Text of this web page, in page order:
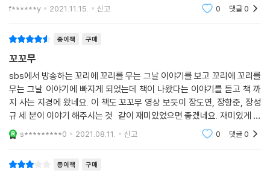
“역사는 과거와 현재의 끊임없는 대화”
지나간 사건이 단지 과거에 머무를 뿐이라면, 오늘을 살아가는 우리가 거
기에서 얻을 것은 없을 것이다. 그러나 〈꼬꼬무〉에 쏟아지는 폭발적인 관심
과 반응을 보면 결코 그렇지 않다는 사실을 알 수 있다. 방송 제작팀이 방송
에서 가장 강조하고 싶었다고 하는 것은 “오늘날을 살아가는 우리의 주관
적인 시선”이다. 1955년의 ‘카사노바 박인수 사건’을 상기하면서 그날부
터 오늘날까지 이어지고 있는, 여성을 바라보는 사회의 시선을 복기한다.
미치광이 살인마로 남은 ‘박흥숙’이라는 이름을 다시 떠올리면서, 국가 폭
992년 휴거 소동에만 그치지 않고, 잊힐만 하면 다시 수면 위로 떠오르는
않은 이야기들. 안타깝고 가슴아픈 이야기도 있지만 그냥 외면하지 않고
마주봄으로써 같
f******y 2021.11.15. 신고 0 댓글0
종이책 구매
꼬꼬무
sbs에서 방송하는 꼬리에 꼬리를 무는 그날 이야기를 보고 꼬리에 꼬리를
무는 그날 이야기에 빠지게 되었는데 책이 나왔다는 이야기를 듣고 책 까
지 사는 지경에 왔네요. 이 책도 꼬꼬무 영상 보듯이 장도연, 장항준, 장성
규 세 분이 이야기 해주시는 것 같이 재미있었으면 좋겠네요. 재미있게 읽
겠습니다. 이번엔 이이경 님과 이현이 님과 같은 리액션이 제 입에서 나올
것 같아 기대
s*********0 2021.08.11. 신고 0 댓글0
종이책 구매